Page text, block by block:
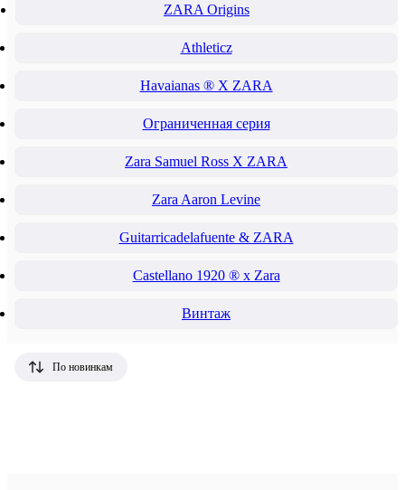
ZARA Origins
Athleticz
Havaianas ® X ZARA
Ограниченная серия
Zara Samuel Ross X ZARA
Zara Aaron Levine
Guitarricadelafuente & ZARA
Castellano 1920 ® x Zara
Винтаж
По новинкам